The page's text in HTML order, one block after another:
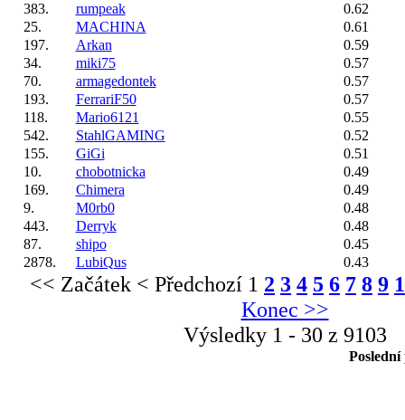
383.
rumpeak
0.62
25.
MACHINA
0.61
197.
Arkan
0.59
34.
miki75
0.57
70.
armagedontek
0.57
193.
FerrariF50
0.57
118.
Mario6121
0.55
542.
StahlGAMING
0.52
155.
GiGi
0.51
10.
chobotnicka
0.49
169.
Chimera
0.49
9.
M0rb0
0.48
443.
Derryk
0.48
87.
shipo
0.45
2878.
LubiQus 0.43
<< Začátek < Předchozí 1 2 3 4 5 6 7 8 9
Konec >>
Výsledky 1 - 30 z 9103